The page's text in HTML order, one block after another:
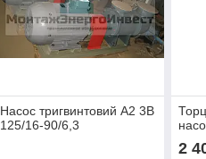
Насос тригвинтовий А2 3В
125/16-90/6,3
2